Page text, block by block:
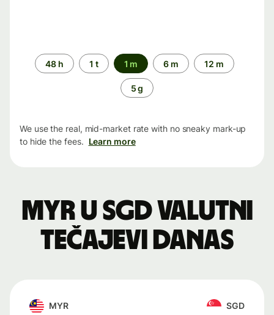
Time
period
48 h 1 t 1 m 6 m 12 m
5 g
We use the real, mid-market rate with no sneaky mark-up
to hide the fees. Learn more
MYR u SGD valutni
tečajevi danas
MYR SGD